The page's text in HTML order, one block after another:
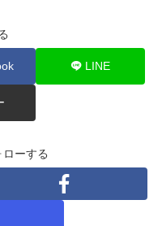
LINE
ーする